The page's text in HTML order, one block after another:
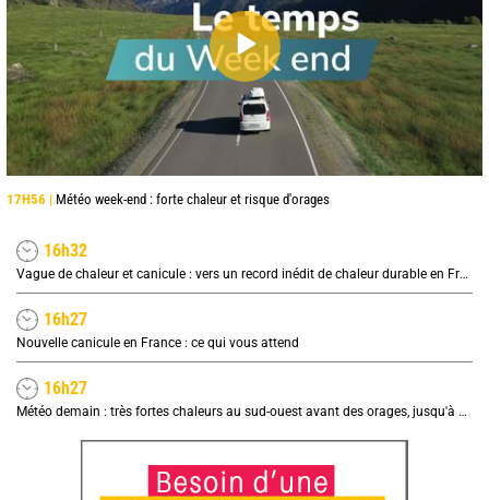
17H56 | Météo week-end : forte chaleur et risque d'orages
16h32
Vague de chaleur et canicule : vers un record inédit de chaleur durable en France
16h27
Nouvelle canicule en France : ce qui vous attend
16h27
Météo demain : très fortes chaleurs au sud-ouest avant des orages, jusqu'à 39°C